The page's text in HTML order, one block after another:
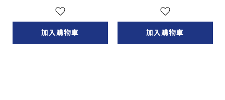
R21/R16/R9
加入購物車 加入購物車